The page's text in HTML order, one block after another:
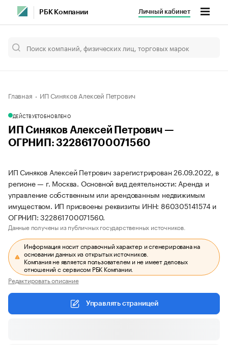
РБК Компании Личный кабинет
Главная ИП Синяков Алексей Петрович
ДЕЙСТВУЕТОБНОВЛЕНО
ИП Синяков Алексей Петрович —
ОГРНИП: 322861700071560
ИП Синяков Алексей Петрович зарегистрирован 26.09.2022, в
регионе — г. Москва. Основной вид деятельности: Аренда и
управление собственным или арендованным недвижимым
имуществом. ИП присвоены реквизиты ИНН: 860305141574 и
ОГРНИП: 322861700071560.
Данные получены из публичных государственных источников.
Информация носит справочный характер и сгенерирована на
основании данных из открытых источников.
Компания не является пользователем и не имеет деловых
отношений с сервисом РБК Компании.
Редактировать описание
Управлять страницей